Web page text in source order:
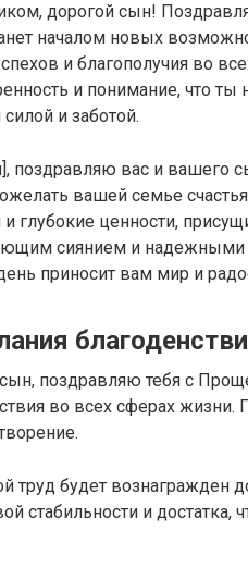
дорогой сын!
началом новых
и благополучия во
и понимание, что
и заботой.
поздравляю вас и вашего
вашей семье
и глубокие ценности,
сиянием и надежными
приносит вам мир и
поздравляю тебя с
во всех сферах жизни.
труд будет вознагражден
стабильности и